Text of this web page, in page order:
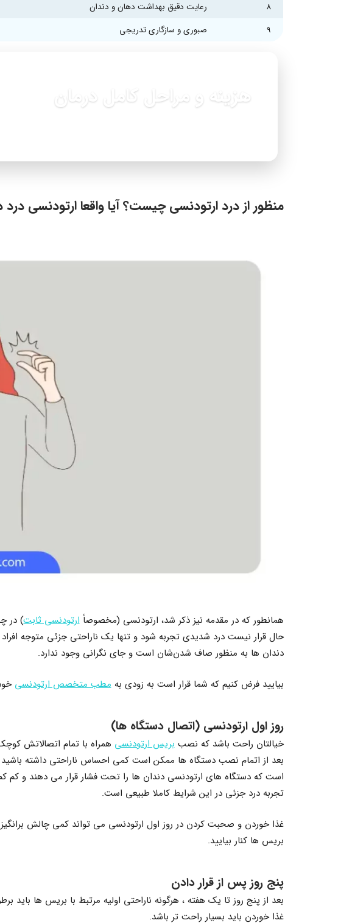
8
رعایت دقیق بهداشت دهان و دندان
9
صبوری و سازگاری تدریجی
هزینه و مراحل کامل درمان
منظور از درد ارتودنسی چیست؟ آیا واقعا ارتودنسی درد
همانطور که در مقدمه نیز ذکر شد، ارتودنسی (مخصوصاًارتودنسی ثابت) در
حال قرار نیست درد شدیدی تجربه شود و تنها یک ناراحتی جزئی متوجه
دندان ها به منظور صاف شدن‌شان است و جای نگرانی وجود ندارد.
بیایید فرض کنیم که شما قرار است به زودی بهمطب متخصص ارتودنسی
روز اول ارتودنسی (اتصال دستگاه ها)
خیالتان راحت باشد که نصببریس ارتودنسی همراه با تمام اتصالاتش
بعد از اتمام نصب دستگاه ها ممکن است کمی احساس ناراحتی داشته
است که دستگاه های ارتودنسی دندان ها را تحت فشار قرار می دهند و کم
تجربه درد جزئی در این شرایط کاملا طبیعی است.
غذا خوردن و صحبت کردن در روز اول ارتودنسی می تواند کمی چالش
بریس ها کنار بیایید.
پنج روز پس از قرار دادن
بعد از پنج روز تا یک هفته ، هرگونه ناراحتی اولیه مرتبط با بریس ها
غذا خوردن باید بسیار راحت تر باشد.